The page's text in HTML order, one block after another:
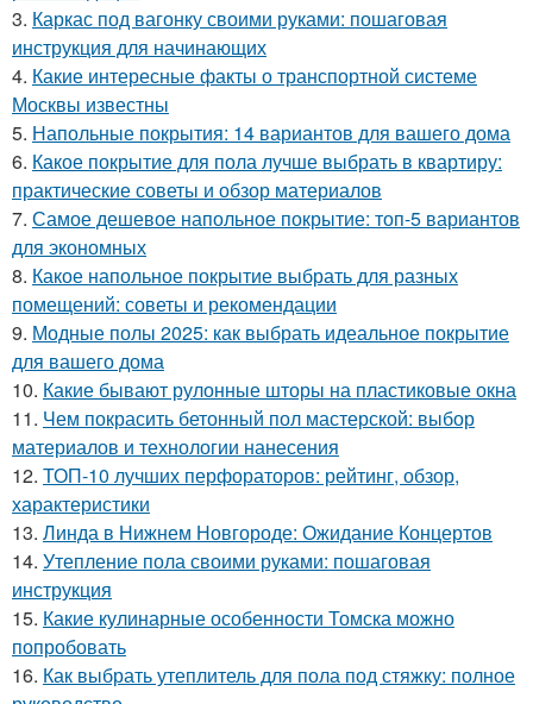
3. Каркас под вагонку своими руками: пошаговая
инструкция для начинающих
4. Какие интересные факты о транспортной системе
Москвы известны
5. Напольные покрытия: 14 вариантов для вашего дома
6. Какое покрытие для пола лучше выбрать в квартиру:
практические советы и обзор материалов
7. Самое дешевое напольное покрытие: топ-5 вариантов
для экономных
8. Какое напольное покрытие выбрать для разных
помещений: советы и рекомендации
9. Модные полы 2025: как выбрать идеальное покрытие
для вашего дома
10. Какие бывают рулонные шторы на пластиковые окна
11. Чем покрасить бетонный пол мастерской: выбор
материалов и технологии нанесения
12. ТОП-10 лучших перфораторов: рейтинг, обзор,
характеристики
13. Линда в Нижнем Новгороде: Ожидание Концертов
14. Утепление пола своими руками: пошаговая
инструкция
15. Какие кулинарные особенности Томска можно
попробовать
16. Как выбрать утеплитель для пола под стяжку: полное